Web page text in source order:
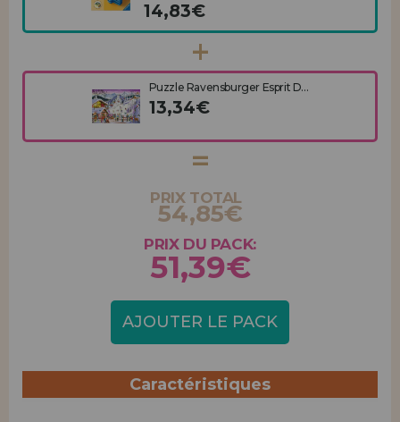
14,83€
Puzzle Ravensburger Esprit D...
13,34€
PRIX TOTAL
54,85€
PRIX DU PACK:
51,39€
AJOUTER LE PACK
Caractéristiques